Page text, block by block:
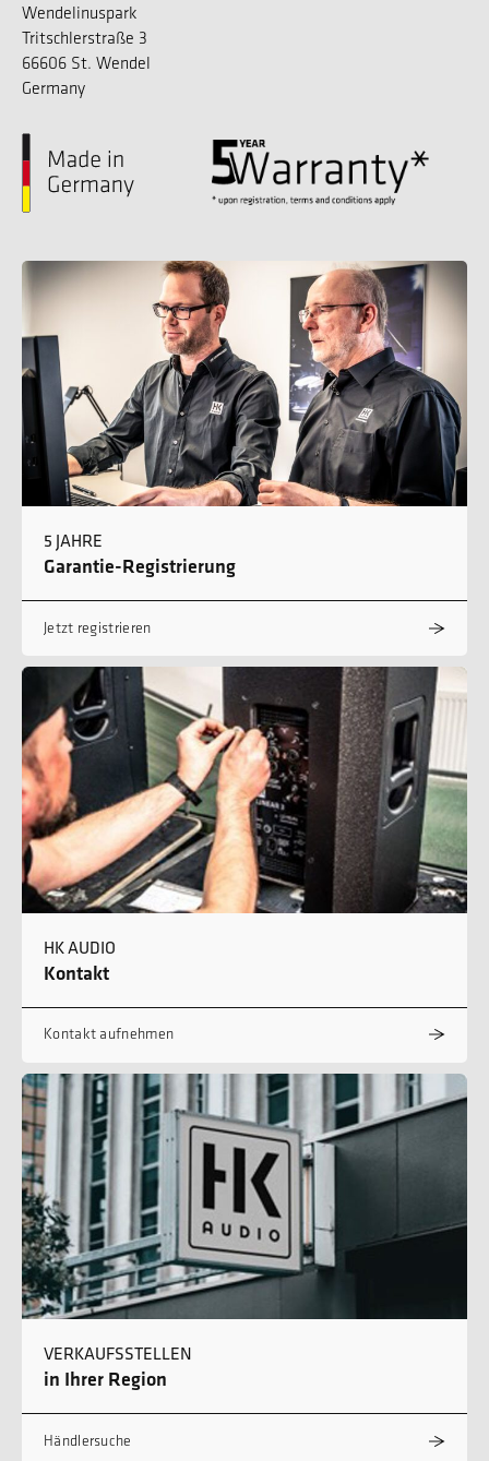
Wendelinuspark
Tritschlerstraße 3
66606 St. Wendel
Germany
5 JAHRE
Garantie-Registrierung
Jetzt registrieren
HK AUDIO
Kontakt
Kontakt aufnehmen
VERKAUFSSTELLEN
in Ihrer Region
Händlersuche